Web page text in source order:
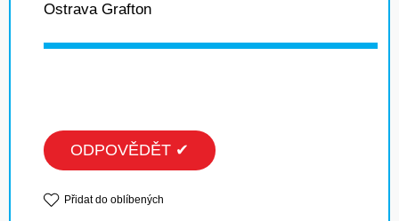
Ostrava Grafton
ODPOVĚDĚT ✔
Přidat do oblíbených